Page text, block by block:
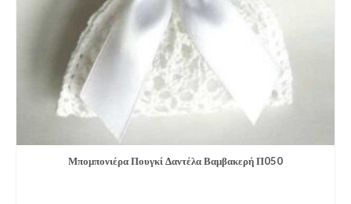
Μπομπονιέρα Πουγκί Δαντέλα Βαμβακερή Π050